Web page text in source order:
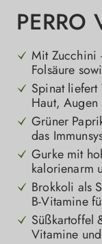
PERRO
Mit Zucchini
Folsäure
Spinat
Haut,
Grüner
das
Gurke mit
kalorienarm
Brokkoli als
B-Vitamine
Süßkartoffel
Vitamine